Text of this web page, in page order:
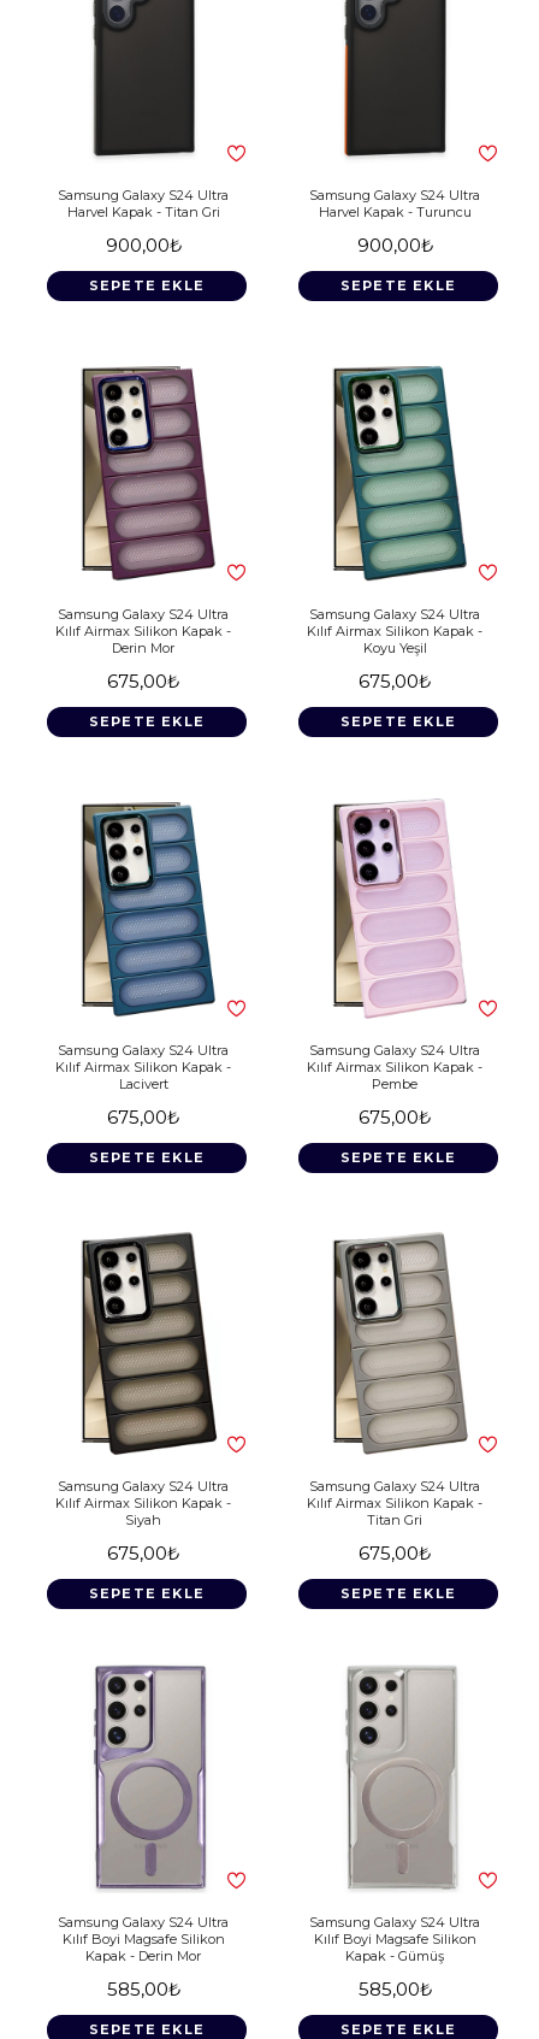
Samsung Galaxy S24 Ultra
Harvel Kapak - Titan Gri
900,00₺
SEPETE EKLE
Samsung Galaxy S24 Ultra
Harvel Kapak - Turuncu
900,00₺
SEPETE EKLE
Samsung Galaxy S24 Ultra
Kılıf Airmax Silikon Kapak -
Derin Mor
675,00₺
SEPETE EKLE
Samsung Galaxy S24 Ultra
Kılıf Airmax Silikon Kapak -
Koyu Yeşil
675,00₺
SEPETE EKLE
Samsung Galaxy S24 Ultra
Kılıf Airmax Silikon Kapak -
Lacivert
675,00₺
SEPETE EKLE
Samsung Galaxy S24 Ultra
Kılıf Airmax Silikon Kapak -
Pembe
675,00₺
SEPETE EKLE
Samsung Galaxy S24 Ultra
Kılıf Airmax Silikon Kapak -
Siyah
675,00₺
SEPETE EKLE
Samsung Galaxy S24 Ultra
Kılıf Airmax Silikon Kapak -
Titan Gri
675,00₺
SEPETE EKLE
Samsung Galaxy S24 Ultra
Kılıf Boyi Magsafe Silikon
Kapak - Derin Mor
585,00₺
SEPETE EKLE
Samsung Galaxy S24 Ultra
Kılıf Boyi Magsafe Silikon
Kapak - Gümüş
585,00₺
SEPETE EKLE